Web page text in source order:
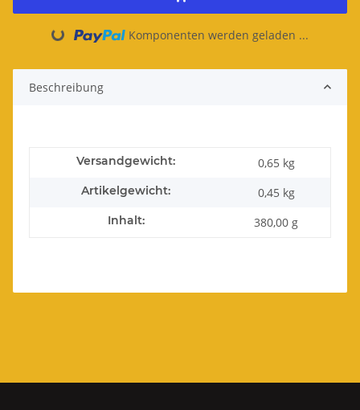
Loading... Komponenten werden geladen ...
Beschreibung
Versandgewicht: 0,65 kg
Artikelgewicht: 0,45 kg
Inhalt: 380,00 g